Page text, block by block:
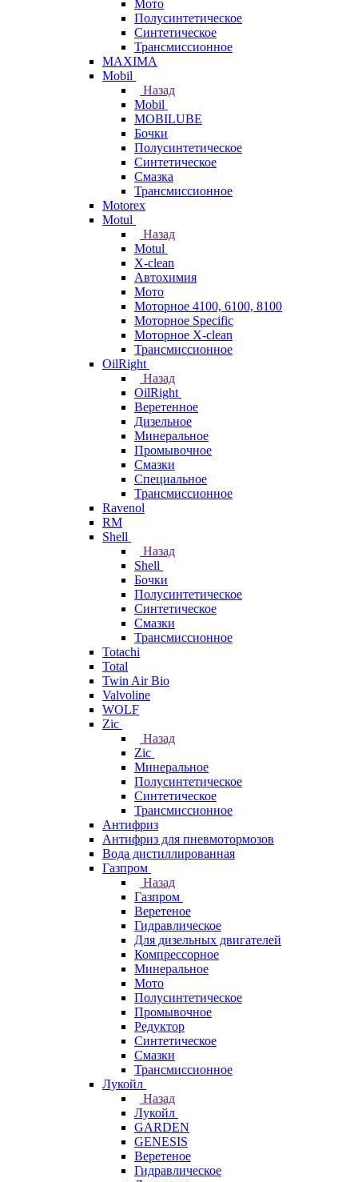
Мото
Полусинтетическое
Синтетическое
Трансмиссионное
MAXIMA
Mobil
Назад
Mobil
MOBILUBE
Бочки
Полусинтетическое
Синтетическое
Смазка
Трансмиссионное
Motorex
Motul
Назад
Motul
X-clean
Автохимия
Мото
Моторное 4100, 6100, 8100
Моторное Specific
Моторное X-clean
Трансмиссионное
OilRight
Назад
OilRight
Веретенное
Дизельное
Минеральное
Промывочное
Смазки
Специальное
Трансмиссионное
Ravenol
RM
Shell
Назад
Shell
Бочки
Полусинтетическое
Синтетическое
Смазки
Трансмиссионное
Totachi
Total
Twin Air Bio
Valvoline
WOLF
Zic
Назад
Zic
Минеральное
Полусинтетическое
Синтетическое
Трансмиссионное
Антифриз
Антифриз для пневмотормозов
Вода дистиллированная
Газпром
Назад
Газпром
Веретеное
Гидравлическое
Для дизельных двигателей
Компрессорное
Минеральное
Мото
Полусинтетическое
Промывочное
Редуктор
Синтетическое
Смазки
Трансмиссионное
Лукойл
Назад
Лукойл
GARDEN
GENESIS
Веретеное
Гидравлическое